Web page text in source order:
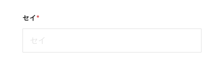
セイ*